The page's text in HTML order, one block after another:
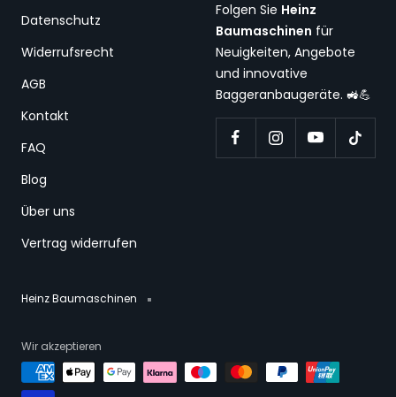
Datenschutz
Widerrufsrecht
AGB
Kontakt
FAQ
Blog
Über uns
Vertrag widerrufen
Folgen Sie Heinz
Baumaschinen für
Neuigkeiten, Angebote
und innovative
Baggeranbaugeräte. 🚜💪
Heinz Baumaschinen
Wir akzeptieren